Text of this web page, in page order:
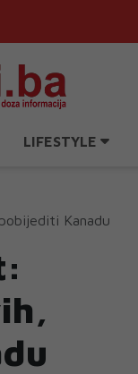
LIFESTYLE
Kanadu